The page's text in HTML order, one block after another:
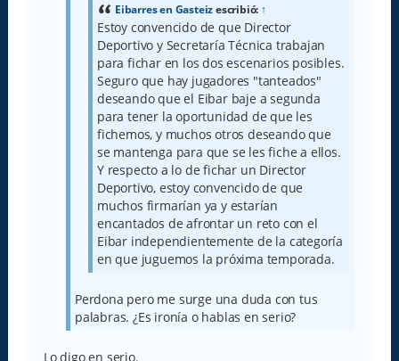
Eibarres en Gasteizescribió: ↑
Estoy convencido de que Director
Deportivo y Secretaría Técnica trabajan
para fichar en los dos escenarios posibles.
Seguro que hay jugadores "tanteados"
deseando que el Eibar baje a segunda
para tener la oportunidad de que les
fichemos, y muchos otros deseando que
se mantenga para que se les fiche a ellos.
Y respecto a lo de fichar un Director
Deportivo, estoy convencido de que
muchos firmarían ya y estarían
encantados de afrontar un reto con el
Eibar independientemente de la categoría
en que juguemos la próxima temporada.
Perdona pero me surge una duda con tus
palabras. ¿Es ironía o hablas en serio?
Lo digo en serio.